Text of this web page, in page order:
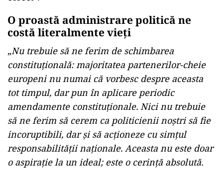
O proastă administrare politică ne
costă literalmente vieţi
„Nu trebuie să ne ferim de schimbarea
constituţională: majoritatea partenerilor-cheie
europeni nu numai că vorbesc despre aceasta
tot timpul, dar pun în aplicare periodic
amendamente constituţionale. Nici nu trebuie
să ne ferim să cerem ca politicienii noştri să fie
incoruptibili, dar şi să acţioneze cu simţul
responsabilităţii naţionale. Aceasta nu este doar
o aspiraţie la un ideal; este o cerinţă absolută.